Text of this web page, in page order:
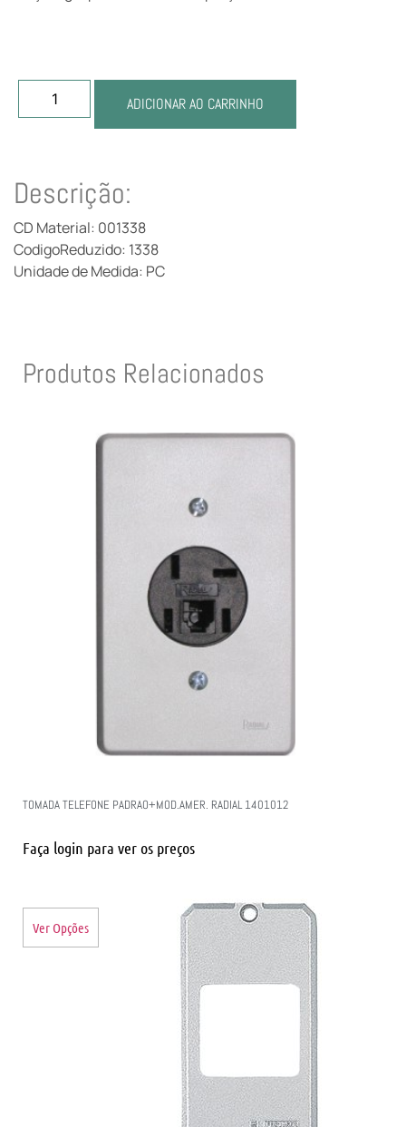
ADICIONAR AO CARRINHO
Descrição:
CD Material: 001338
CodigoReduzido: 1338
Unidade de Medida: PC
Produtos Relacionados
TOMADA TELEFONE PADRAO+MOD.AMER. RADIAL 1401012
Faça login para ver os preços
Ver Opções